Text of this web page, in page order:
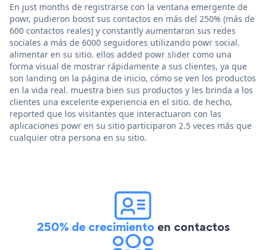
En just months de registrarse con la ventana emergente de
powr, pudieron boost sus contactos en más del 250% (más de
600 contactos reales) y constantly aumentaron sus redes
sociales a más de 6000 seguidores utilizando powr social.
alimentar en su sitio. ellos added powr slider como una
forma visual de mostrar rápidamente a sus clientes, ya que
son landing on la página de inicio, cómo se ven los productos
en la vida real. muestra bien sus productos y les brinda a los
clientes una excelente experiencia en el sitio. de hecho,
reported que los visitantes que interactuaron con las
aplicaciones powr en su sitio participaron 2.5 veces más que
cualquier otra persona en su sitio.
250% de crecimientoen contactos